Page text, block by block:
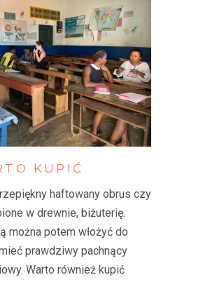
KUPIĆ
haftowany obrus czy
w drewnie, biżuterię.
można potem włożyć do
prawdziwy pachnący
Warto również kupić